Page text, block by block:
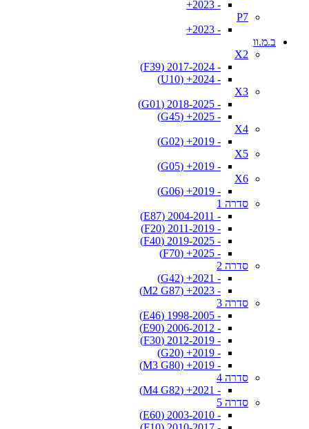
- 2023+
P7
- 2023+
ב.מ.וו
X2
- 2017-2024 (F39)
- 2024+ (U10)
X3
- 2018-2025 (G01)
- 2025+ (G45)
X4
- 2019+ (G02)
X5
- 2019+ (G05)
X6
- 2019+ (G06)
סדרה 1
- 2004-2011 (E87)
- 2011-2019 (F20)
- 2019-2025 (F40)
- 2025+ (F70)
סדרה 2
- 2021+ (G42)
- 2023+ (M2 G87)
סדרה 3
- 1998-2005 (E46)
- 2006-2012 (E90)
- 2012-2019 (F30)
- 2019+ (G20)
- 2019+ (M3 G80)
סדרה 4
- 2021+ (M4 G82)
סדרה 5
- 2003-2010 (E60)